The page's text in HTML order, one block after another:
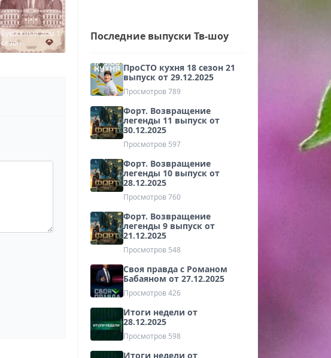
Бумажный дом 1
сезон
Последние выпуски Тв-шоу
ПроСТО кухня 18 сезон 21
выпуск от 29.12.2025
Просмотров789
Форт. Возвращение
легенды 11 выпуск от
30.12.2025
Просмотров 597
Форт. Возвращение
легенды 10 выпуск от
28.12.2025
Просмотров760
Форт. Возвращение
легенды 9 выпуск от
21.12.2025
Просмотров 548
Своя правда с Романом
Бабаяном от 27.12.2025
Просмотров426
Итоги недели от
28.12.2025
Просмотров 598
Итоги недели от